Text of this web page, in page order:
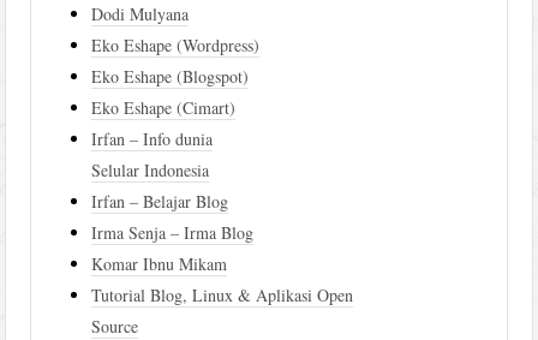
Dodi Mulyana
Eko Eshape (Wordpress)
Eko Eshape (Blogspot)
Eko Eshape (Cimart)
Irfan – Info dunia
Selular Indonesia
Irfan – Belajar Blog
Irma Senja – Irma Blog
Komar Ibnu Mikam
Tutorial Blog, Linux & Aplikasi Open
Source